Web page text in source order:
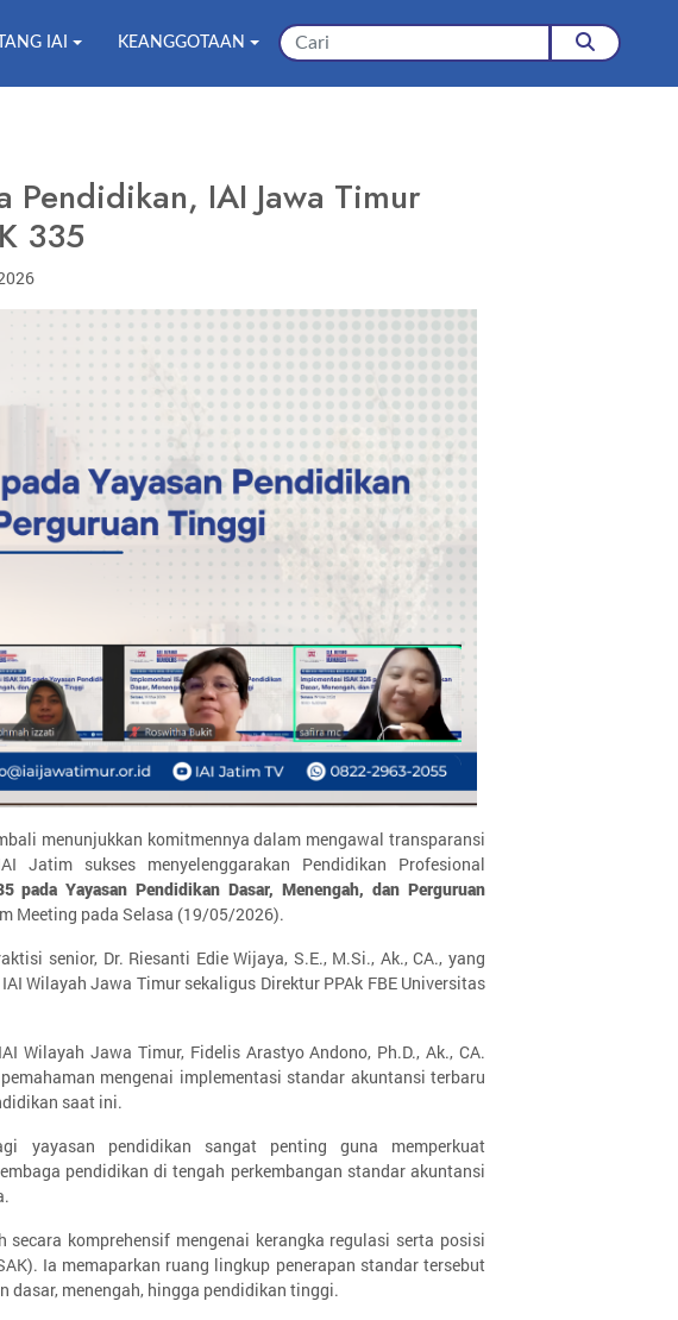
IAI KEANGGOTAAN
Pendidikan, IAI Jawa Timur
335
menunjukkan komitmennya dalam mengawal transparansi
sukses menyelenggarakan Pendidikan Profesional
pada Yayasan Pendidikan Dasar, Menengah, dan Perguruan
Meeting pada Selasa (19/05/2026).
senior, Dr. Riesanti Edie Wijaya, S.E., M.Si., Ak., CA., yang
Wilayah Jawa Timur sekaligus Direktur PPAk FBE Universitas
Wilayah Jawa Timur, Fidelis Arastyo Andono, Ph.D., Ak., CA.
mengenai implementasi standar akuntansi terbaru
saat ini.
yayasan pendidikan sangat penting guna memperkuat
pendidikan di tengah perkembangan standar akuntansi
komprehensif mengenai kerangka regulasi serta posisi
Ia memaparkan ruang lingkup penerapan standar tersebut
dasar, menengah, hingga pendidikan tinggi.